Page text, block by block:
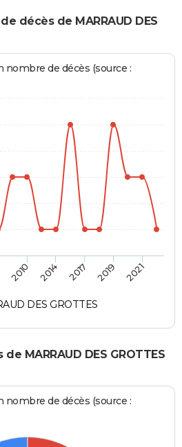
décès de MARRAUD DES
de décès (source :
DES GROTTES
2010 2014 2017 2019 2021
MARRAUD DES GROTTES
nombre de décès (source :